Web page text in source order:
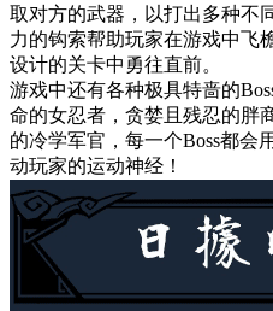
取对方的武器，以打出多种不
力的钩索帮助玩家在游戏中飞
设计的关卡中勇往直前。
游戏中还有各种极具特啬的
命的女忍者，贪婪且残忍的胖
的冷学军官，每一个Boss都会
动玩家的运动神经！